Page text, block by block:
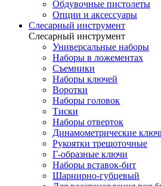
Обдувочные пистолеты
Опции и аксессуары
Слесарный инструмент
Слесарный инструмент
Универсальные наборы
Наборы в ложементах
Съемники
Наборы ключей
Воротки
Наборы головок
Тиски
Наборы отверток
Динамометрические
Рукоятки трещоточные
Г-образные ключи
Наборы вставок-бит
Шарнирно-губцевый